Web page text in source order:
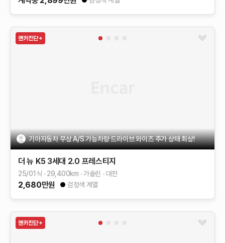
기아자동차 무상 A/S 가능차량 드라이브 와이즈 추가 상태 최상!
더 뉴 K5 3세대 2.0 프레스티지
25/01식 29,400km 가솔린 대전
2,680만원 검정색 계열